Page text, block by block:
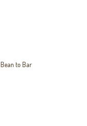
Bean to Bar